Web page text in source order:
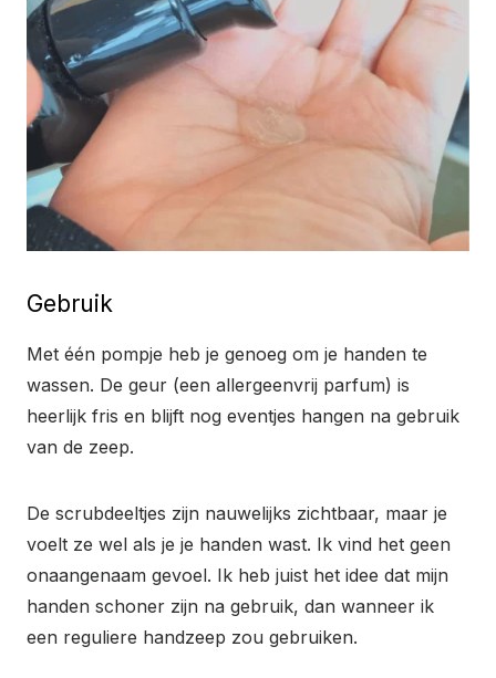
Gebruik
Met één pompje heb je genoeg om je handen te
wassen. De geur (een allergeenvrij parfum) is
heerlijk fris en blijft nog eventjes hangen na gebruik
van de zeep.
De scrubdeeltjes zijn nauwelijks zichtbaar, maar je
voelt ze wel als je je handen wast. Ik vind het geen
onaangenaam gevoel. Ik heb juist het idee dat mijn
handen schoner zijn na gebruik, dan wanneer ik
een reguliere handzeep zou gebruiken.